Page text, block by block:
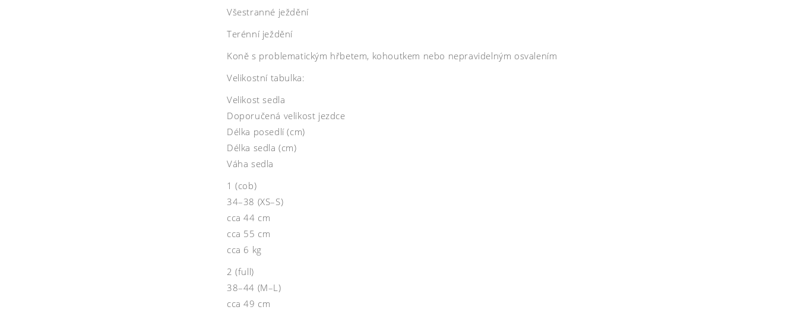
Všestranné ježdění
Terénní ježdění
Koně s problematickým hřbetem, kohoutkem nebo nepravidelným osvalením
Velikostní tabulka:
Velikost sedla
Doporučená velikost jezdce
Délka posedlí (cm)
Délka sedla (cm)
Váha sedla
1 (cob)
34–38 (XS–S)
cca 44 cm
cca 55 cm
cca 6 kg
2 (full)
38–44 (M–L)
cca 49 cm